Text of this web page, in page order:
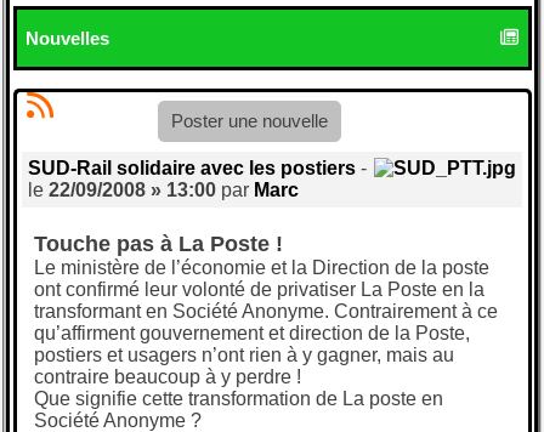
Nouvelles
Poster une nouvelle
SUD-Rail solidaire avec les postiers -
le 22/09/2008 » 13:00par Marc
Touche pas à La Poste !
Le ministère de l’économie et la Direction de la poste
ont confirmé leur volonté de privatiser La Poste en la
transformant en Société Anonyme. Contrairement à ce
qu’affirment gouvernement et direction de la Poste,
postiers et usagers n’ont rien à y gagner, mais au
contraire beaucoup à y perdre !
Que signifie cette transformation de La poste en
Société Anonyme ?